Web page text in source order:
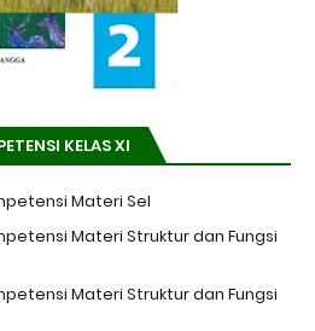
KELAS XI
Materi Sel
Materi Struktur dan Fungsi
Materi Struktur dan Fungsi